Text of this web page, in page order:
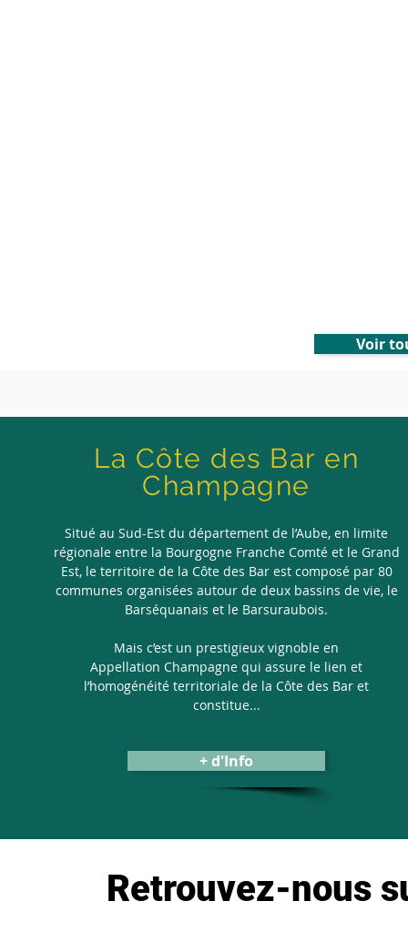
Voir
La Côte des Bar en
Champagne
Situé au Sud-Est du département de l’Aube, en limite
régionale entre la Bourgogne Franche Comté et le Grand
Est, le territoire de la Côte des Bar est composé par 80
communes organisées autour de deux bassins de vie, le
Barséquanais et le Barsuraubois.
Mais c’est un prestigieux vignoble en
Appellation Champagne qui assure le lien et
l’homogénéité territoriale de la Côte des Bar et
constitue...
+ d'Info
Retrouvez-nous